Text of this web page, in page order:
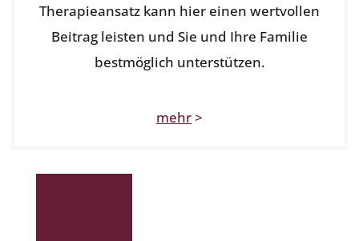
Therapieansatz kann hier einen wertvollen
Beitrag leisten und Sie und Ihre Familie
bestmöglich unterstützen.
mehr>